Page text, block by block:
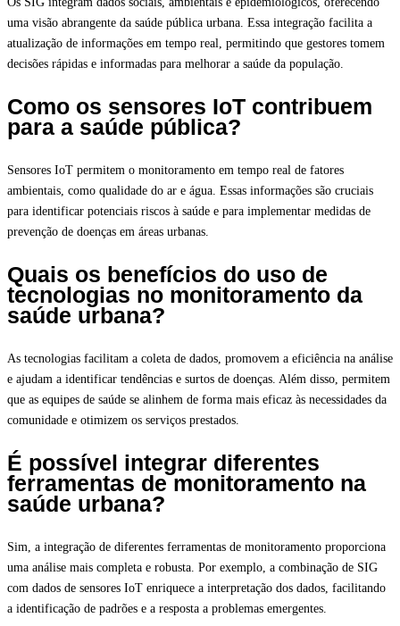
uma visão abrangente da saúde pública urbana. Essa integração facilita a
atualização de informações em tempo real, permitindo que gestores tomem
decisões rápidas e informadas para melhorar a saúde da população.
Como os sensores IoT contribuem
para a saúde pública?
Sensores IoT permitem o monitoramento em tempo real de fatores
ambientais, como qualidade do ar e água. Essas informações são cruciais
para identificar potenciais riscos à saúde e para implementar medidas de
prevenção de doenças em áreas urbanas.
Quais os benefícios do uso de
tecnologias no monitoramento da
saúde urbana?
As tecnologias facilitam a coleta de dados, promovem a eficiência na análise
e ajudam a identificar tendências e surtos de doenças. Além disso, permitem
que as equipes de saúde se alinhem de forma mais eficaz às necessidades da
comunidade e otimizem os serviços prestados.
É possível integrar diferentes
ferramentas de monitoramento na
saúde urbana?
Sim, a integração de diferentes ferramentas de monitoramento proporciona
uma análise mais completa e robusta. Por exemplo, a combinação de SIG
com dados de sensores IoT enriquece a interpretação dos dados, facilitando
a identificação de padrões e a resposta a problemas emergentes.